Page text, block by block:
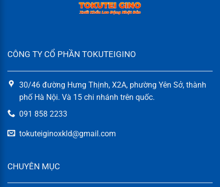
CÔNG TY CỔ PHẦN TOKUTEIGINO
30/46 đường Hưng Thịnh, X2A, phường Yên Sở, thành
phố Hà Nội. Và 15 chi nhánh trên quốc.
091 858 2233
tokuteiginoxkld@gmail.com
CHUYÊN MỤC